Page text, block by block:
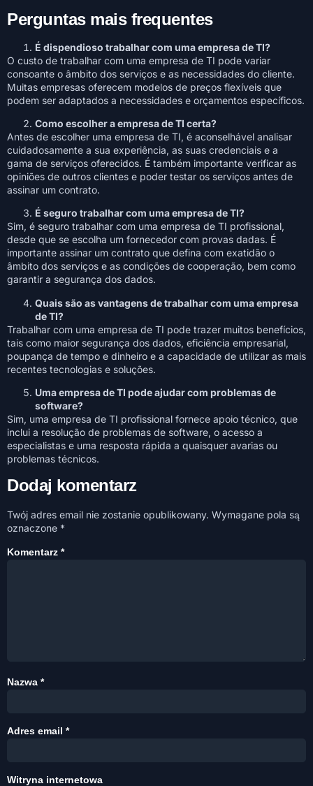
Perguntas mais frequentes
É dispendioso trabalhar com uma empresa de TI?
O custo de trabalhar com uma empresa de TI pode variar
consoante o âmbito dos serviços e as necessidades do cliente.
Muitas empresas oferecem modelos de preços flexíveis que
podem ser adaptados a necessidades e orçamentos específicos.
Como escolher a empresa de TI certa?
Antes de escolher uma empresa de TI, é aconselhável analisar
cuidadosamente a sua experiência, as suas credenciais e a
gama de serviços oferecidos. É também importante verificar as
opiniões de outros clientes e poder testar os serviços antes de
assinar um contrato.
É seguro trabalhar com uma empresa de TI?
Sim, é seguro trabalhar com uma empresa de TI profissional,
desde que se escolha um fornecedor com provas dadas. É
importante assinar um contrato que defina com exatidão o
âmbito dos serviços e as condições de cooperação, bem como
garantir a segurança dos dados.
Quais são as vantagens de trabalhar com uma empresa
de TI?
Trabalhar com uma empresa de TI pode trazer muitos benefícios,
tais como maior segurança dos dados, eficiência empresarial,
poupança de tempo e dinheiro e a capacidade de utilizar as mais
recentes tecnologias e soluções.
Uma empresa de TI pode ajudar com problemas de
software?
Sim, uma empresa de TI profissional fornece apoio técnico, que
inclui a resolução de problemas de software, o acesso a
especialistas e uma resposta rápida a quaisquer avarias ou
problemas técnicos.
Dodaj komentarz
Twój adres email nie zostanie opublikowany. Wymagane pola są
oznaczone *
Komentarz *
Nazwa *
Adres email *
Witryna internetowa